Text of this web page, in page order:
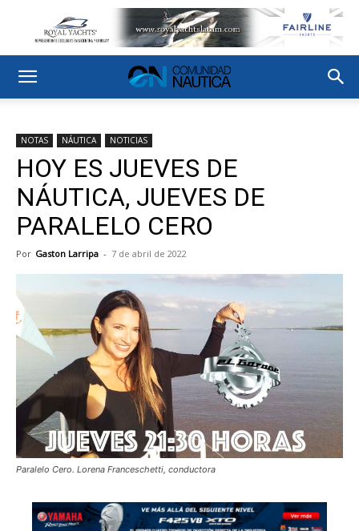
NOTAS NÁUTICA NOTICIAS
HOY ES JUEVES DE
NÁUTICA, JUEVES DE
PARALELO CERO
Por Gaston Larripa - 7 de abril de 2022
Paralelo Cero. Lorena Franceschetti, conductora